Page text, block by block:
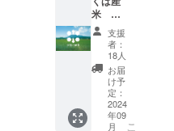
ターン
と同じ
内容に
なりま
す。
ーーー
ーーー
ーーー
ーーー
ーーー
220mm
柄の
長さ
198mm
骨：白
竹 貼：
両面貼
＜標準
＞ 紙：
米 ３
kg 】
感謝の
気持ち
とし
て、つ
くば市
で生産
されて
支援
者：
18人
お届
け予
定：
2024
年09
月
こ